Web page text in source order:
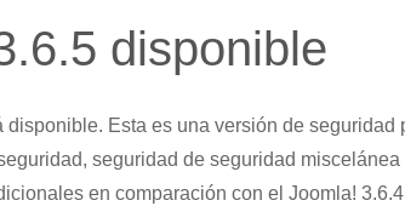
disponible
disponible. Esta es una versión de
seguridad de seguridad
en comparación con el Joomla!